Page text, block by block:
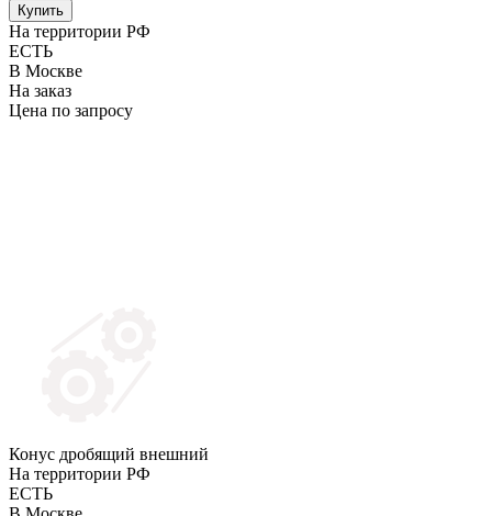
Купить
На территории РФ
ЕСТЬ
В Москве
На заказ
Цена по запросу
Конус дробящий внешний
На территории РФ
ЕСТЬ